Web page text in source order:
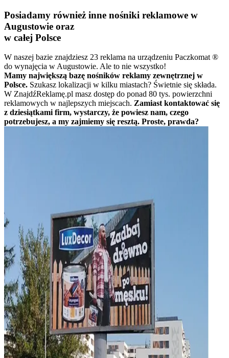
Posiadamy również inne nośniki reklamowe w
Augustowie oraz
w całej Polsce
W naszej bazie znajdziesz 23 reklama na urządzeniu Paczkomat ®
do wynajęcia w Augustowie. Ale to nie wszystko!
Mamy największą bazę nośników reklamy zewnętrznej w
Polsce. Szukasz lokalizacji w kilku miastach? Świetnie się składa.
W ZnajdźReklamę.pl masz dostęp do ponad 80 tys. powierzchni
reklamowych w najlepszych miejscach. Zamiast kontaktować się
z dziesiątkami firm, wystarczy, że powiesz nam, czego
potrzebujesz, a my zajmiemy się resztą. Proste, prawda?